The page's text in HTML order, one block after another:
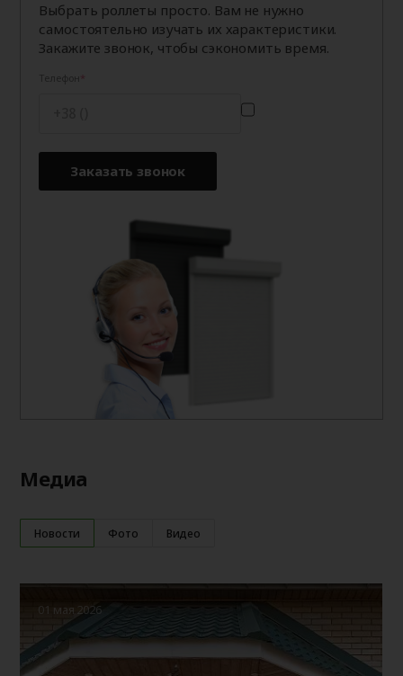
Выбрать роллеты просто. Вам не нужно
самостоятельно изучать их характеристики.
Закажите звонок, чтобы сэкономить время.
Заказать звонок
Медиа
Новости Фото Видео
01 мая 2026